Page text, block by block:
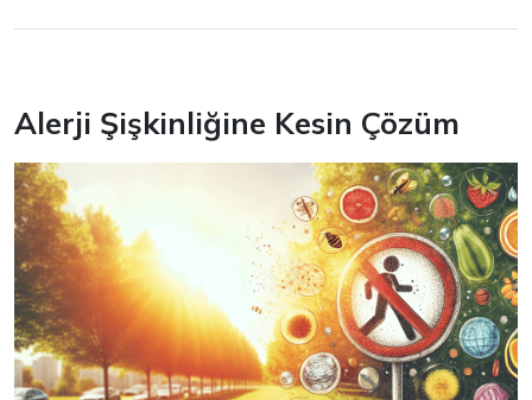
Alerji Şişkinliğine Kesin Çözüm